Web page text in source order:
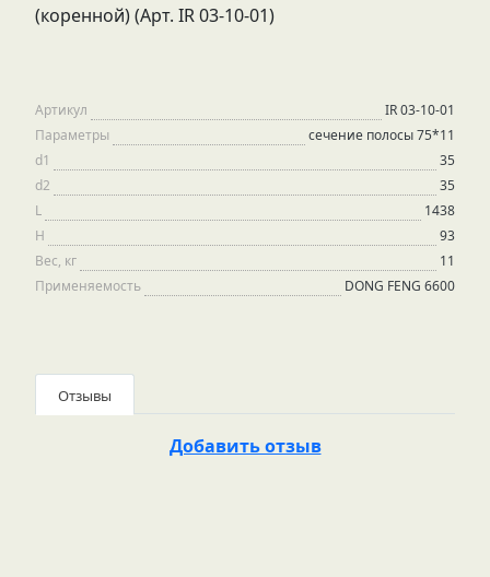
(коренной) (Арт. IR 03-10-01)
Артикул
IR 03-10-01
Параметры
сечение полосы 75*11
d1
35
d2
35
L
1438
H
93
Вес, кг
11
Применяемость
DONG FENG 6600
Отзывы
Добавить отзыв